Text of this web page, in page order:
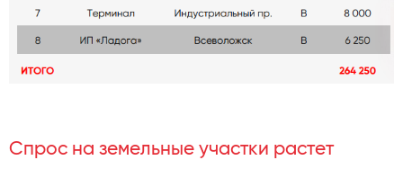
Спрос на земельные участки растет